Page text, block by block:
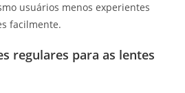
usuários menos experientes
facilmente.
regulares para as lentes